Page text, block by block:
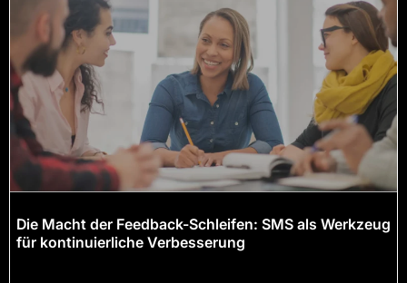
Die Macht der Feedback-Schleifen: SMS als Werkzeug
für kontinuierliche Verbesserung